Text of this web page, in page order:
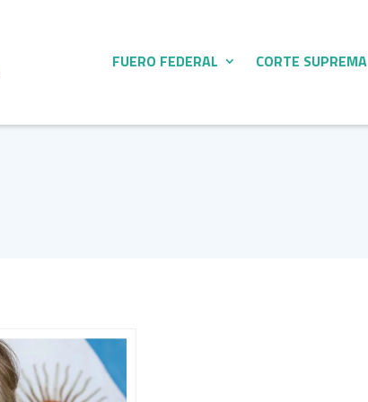
FUERO FEDERAL CORTE SUPREMA